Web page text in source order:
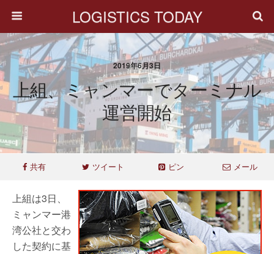
LOGISTICS TODAY
2019年6月3日
上組、ミャンマーでターミナル
運営開始
共有 ツイート ピン メール
上組は3日、
ミャンマー港
湾公社と交わ
した契約に基